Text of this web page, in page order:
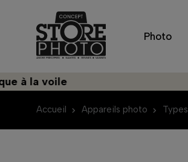
Photo
Accueil Appareils photo